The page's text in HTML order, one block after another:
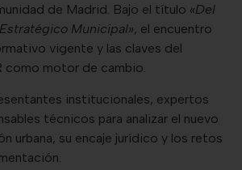
de Madrid. Bajo el título «Del
Municipal», el encuentro
vigente y las claves del
como motor de cambio.
institucionales, expertos
técnicos para analizar el nuevo
urbana, su encaje jurídico y los retos